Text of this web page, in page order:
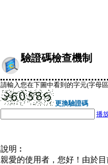
驗證碼檢查機制
請輸入您在下圖中看到的字元(字母
更換驗證碼
播
說明︰
親愛的使用者，您好！由於